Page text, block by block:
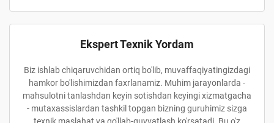
Ekspert Texnik Yordam
Biz ishlab chiqaruvchidan ortiq bo'lib, muvaffaqiyatingizdagi
hamkor bo'lishimizdan faxrlanamiz. Muhim jarayonlarda -
mahsulotni tanlashdan keyin sotishdan keyingi xizmatgacha
- mutaxassislardan tashkil topgan bizning guruhimiz sizga